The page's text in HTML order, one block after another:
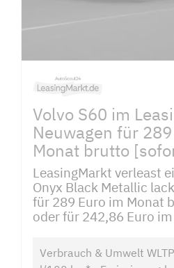
Volvo S60 im
Neuwagen für
Monat brutto
LeasingMarkt verleast
Onyx Black Metallic
für 289 Euro im Monat
oder für 242,86 Euro
Verbrauch & Umwelt